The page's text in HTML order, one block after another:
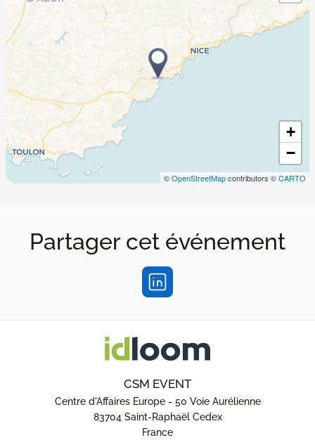
+
−
©OpenStreetMapcontributors ©CARTO
Partager cet événement
CSM EVENT
Centre d'Affaires Europe - 50 Voie Aurélienne
83704 Saint-Raphaël Cedex
France